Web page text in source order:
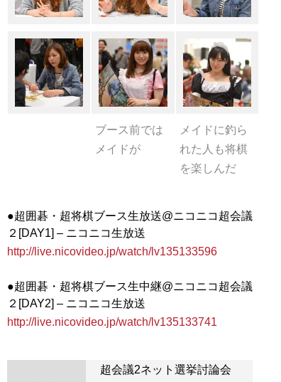
ブース前では
メイドが
メイドに釣ら
れた人も将棋
を楽しんだ
●超囲碁・超将棋ブース生放送@ニコニコ超会議
http://live.nicovideo.jp/watch/lv135133596
●超囲碁・超将棋ブース生中継@ニコニコ超会議
http://live.nicovideo.jp/watch/lv135133741
超会議2ネット選挙討論会